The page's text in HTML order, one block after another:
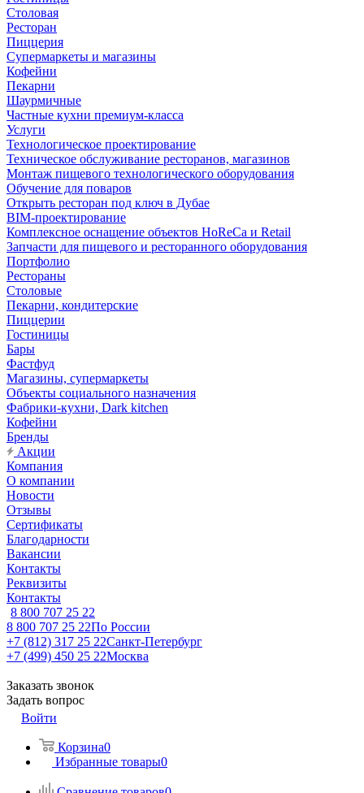
Столовая
Ресторан
Пиццерия
Супермаркеты и магазины
Кофейни
Пекарни
Шаурмичные
Частные кухни премиум-класса
Услуги
Технологическое проектирование
Техническое обслуживание ресторанов, магазинов
Монтаж пищевого технологического оборудования
Обучение для поваров
Открыть ресторан под ключ в Дубае
BIM-проектирование
Комплексное оснащение объектов HoReCa и Retail
Запчасти для пищевого и ресторанного оборудования
Портфолио
Рестораны
Столовые
Пекарни, кондитерские
Пиццерии
Гостиницы
Бары
Фастфуд
Магазины, супермаркеты
Объекты социального назначения
Фабрики-кухни, Dark kitchen
Кофейни
Бренды
Акции
Компания
О компании
Новости
Отзывы
Сертификаты
Благодарности
Вакансии
Контакты
Реквизиты
Контакты
8 800 707 25 22
8 800 707 25 22По России
+7 (812) 317 25 22Санкт-Петербург
+7 (499) 450 25 22Москва
Заказать звонок
Задать вопрос
Войти
Корзина0
Избранные товары0